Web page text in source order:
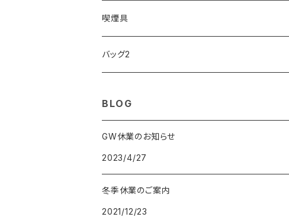
FOOTBALL WATCHES
ARCA FUTURA
DISNEY
FOREVER
BVLGARI
VANQUISH
DUNHILL
BEAMZSQUARE
SWAROVSKI
VIVIENNE WESTWOOD
MICHAEL KORS
MARC JACOBS
Fashion Accessory Cllection
ISLAND
ATLANTIC STARS
VIVIENNE WESTWOOD
LESPORTSAC
PRADA
BROMPTON
HAMILTON
MAWA
その他
TANACOCORO
WOODEN
MONTBLANC
SWAROVSKI
OMMIX
COACH
TORAY
OMRON
Micol
MONDAINE
喫煙具
ZIPPO
バッグ2
BLOG
GW休業のお知らせ
2023/4/27
冬季休業のご案内
2021/12/23